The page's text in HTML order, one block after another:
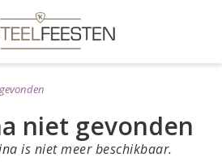
niet gevonden
is niet meer beschikbaar.